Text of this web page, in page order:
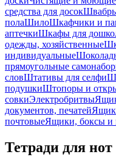
средства для досок
полаШилоШкафчики и
аптечкиШкафы для
одежды, хозяйственные
индивидуальные
прямоугольные
словШтативы для селфи
подушкиШтопоры и
совкиЭлектробритвы
документов, печатей
почтовыеЯщики, боксы и
Тетради для нот